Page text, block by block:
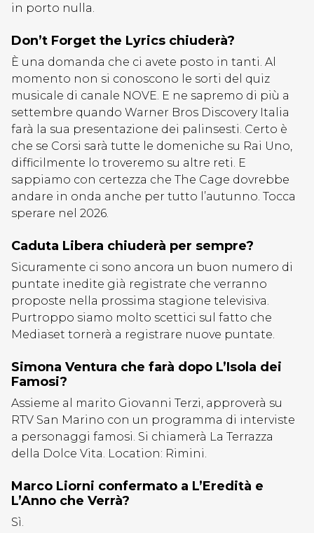
in porto nulla.
Don’t Forget the Lyrics chiuderà?
È una domanda che ci avete posto in tanti. Al
momento non si conoscono le sorti del quiz
musicale di canale NOVE. E ne sapremo di più a
settembre quando Warner Bros Discovery Italia
farà la sua presentazione dei palinsesti. Certo è
che se Corsi sarà tutte le domeniche su Rai Uno,
difficilmente lo troveremo su altre reti. E
sappiamo con certezza che The Cage dovrebbe
andare in onda anche per tutto l’autunno. Tocca
sperare nel 2026.
Caduta Libera chiuderà per sempre?
Sicuramente ci sono ancora un buon numero di
puntate inedite già registrate che verranno
proposte nella prossima stagione televisiva.
Purtroppo siamo molto scettici sul fatto che
Mediaset tornerà a registrare nuove puntate.
Simona Ventura che farà dopo L’Isola dei
Famosi?
Assieme al marito Giovanni Terzi, approverà su
RTV San Marino con un programma di interviste
a personaggi famosi. Si chiamerà La Terrazza
della Dolce Vita. Location: Rimini.
Marco Liorni confermato a L’Eredità e
L’Anno che Verrà?
Sì.